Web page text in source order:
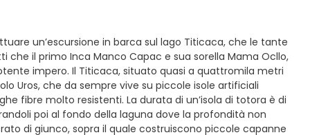
un’escursione in barca sul lago Titicaca, che le tante
che il primo Inca Manco Capac e sua sorella Mama Ocllo,
impero. Il Titicaca, situato quasi a quattromila metri
Uros, che da sempre vive su piccole isole artificiali
fibre molto resistenti. La durata di un’isola di totora è di
poi al fondo della laguna dove la profondità non
di giunco, sopra il quale costruiscono piccole capanne